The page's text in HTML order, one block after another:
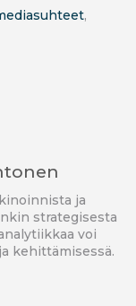
,
ja
strategisesta
voi
kehittämisessä.